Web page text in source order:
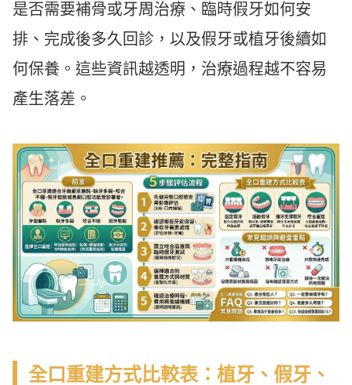
是否需要補骨或牙周治療、臨時假牙如何安
排、完成後多久回診，以及假牙或植牙後續如
何保養。這些資訊越透明，治療過程越不容易
產生落差。
全口重建方式比較表：植牙、假牙、